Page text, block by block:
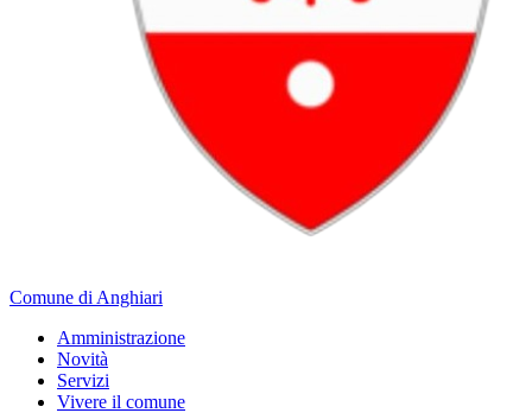
Comune di Anghiari
Amministrazione
Novità
Servizi
Vivere il comune